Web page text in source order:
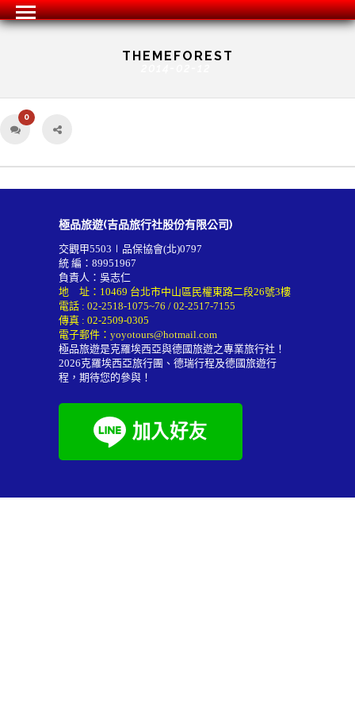
THEMEFOREST
0
極品旅遊(吉品旅行社股份有限公司)
交觀甲5503∣品保協會(北)0797
統 編：89951967
負責人：吳志仁
地 址：10469 台北市中山區民權東路二段26號3樓
電話 : 02-2518-1075~76 / 02-2517-7155
傳真 : 02-2509-0305
電子郵件： yoyotours@hotmail.com
極品旅遊是克羅埃西亞與德國旅遊之專業旅行社！
2026克羅埃西亞旅行團 、德瑞行程及德國旅遊行
程 ，期待您的參與！